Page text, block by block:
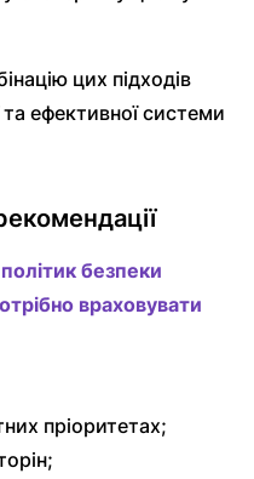
цих підходів
та ефективної системи
безпеки
враховувати
пріоритетах;